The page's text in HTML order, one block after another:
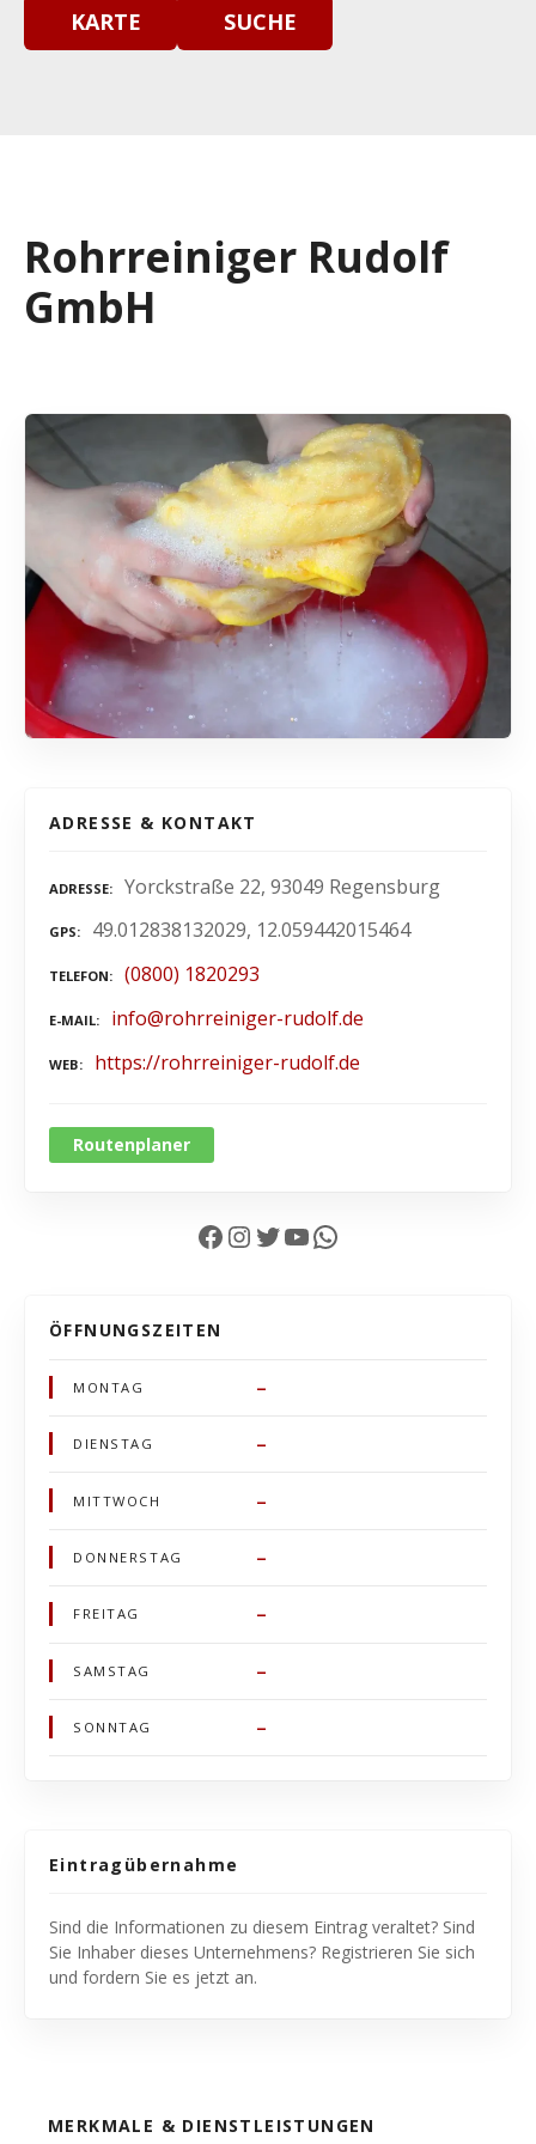
KARTE SUCHE
Rohrreiniger Rudolf
GmbH
ADRESSE & KONTAKT
ADRESSE Yorckstraße 22, 93049 Regensburg
GPS 49.012838132029, 12.059442015464
TELEFON (0800) 1820293
E-MAIL info@rohrreiniger-rudolf.de
WEB https://rohrreiniger-rudolf.de
Routenplaner
Facebook InstagramTwitter YouTube WhatsApp
ÖFFNUNGSZEITEN
MONTAG –
DIENSTAG –
MITTWOCH –
DONNERSTAG –
FREITAG –
SAMSTAG –
SONNTAG –
Eintragübernahme
Sind die Informationen zu diesem Eintrag veraltet? Sind
Sie Inhaber dieses Unternehmens? Registrieren Sie sich
und fordern Sie es jetzt an.
MERKMALE & DIENSTLEISTUNGEN